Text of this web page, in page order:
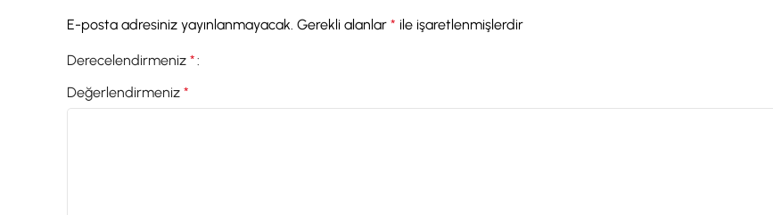
E-posta adresiniz yayınlanmayacak. Gerekli alanlar* ile işaretlenmişlerdir
Derecelendirmeniz*
Değerlendirmeniz*